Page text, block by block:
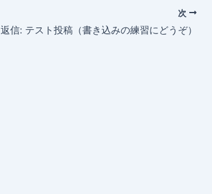
次
返信: テスト投稿（書き込みの練習にどうぞ）